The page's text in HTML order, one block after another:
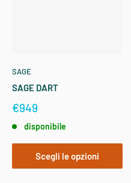
SAGE
SAGE DART
€949
disponibile
Scegli le opzioni